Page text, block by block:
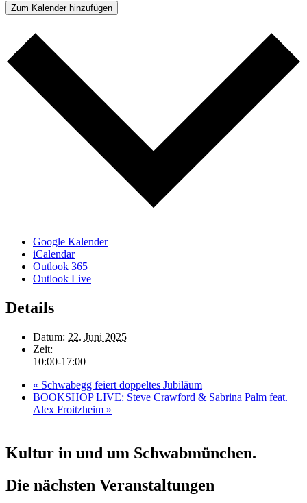
Zum Kalender hinzufügen
Google Kalender
iCalendar
Outlook 365
Outlook Live
Details
Datum: 22. Juni 2025
Zeit:
10:00-17:00
« Schwabegg feiert doppeltes Jubiläum
BOOKSHOP LIVE: Steve Crawford & Sabrina Palm feat.
Alex Froitzheim »
Kultur in und um Schwabmünchen.
Die nächsten Veranstaltungen